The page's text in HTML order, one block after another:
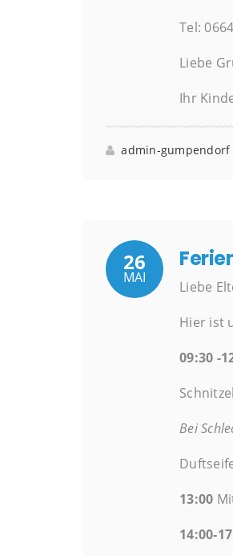
Tel:
Liebe
Ihr
admin-gumpendorf
26
MAI
Liebe
Hier ist
09:30 -
Bei
13:00
14:00-